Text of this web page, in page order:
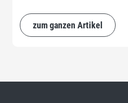
zum ganzen Artikel